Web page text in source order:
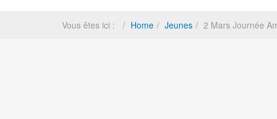
Vous êtes ici : Home Jeunes 2 Mars Journée